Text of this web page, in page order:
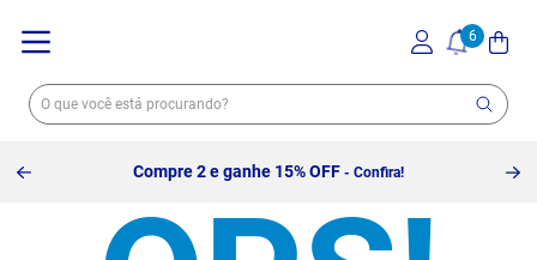
Compre 2 e ganhe 15% OFF - Confira!